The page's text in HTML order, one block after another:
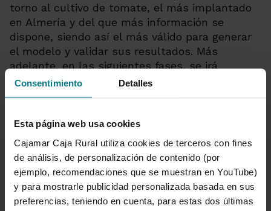
Consentimiento Detalles
Esta página web usa cookies
Cajamar Caja Rural utiliza cookies de terceros con fines
de análisis, de personalización de contenido (por
ejemplo, recomendaciones que se muestran en YouTube)
y para mostrarle publicidad personalizada basada en sus
preferencias, teniendo en cuenta, para estas dos últimas
torno al cultivo de tomate, el más implantado
en Almería y del que más información se
dispone, siendo así el más válido para generar
el modelo y validar sus resultados. Más
adelante, en las siguientes fases, se irá
ampliando a otros cultivos de interés para el
sector agroalimentario.
Grupo Cooperativo Cajamar